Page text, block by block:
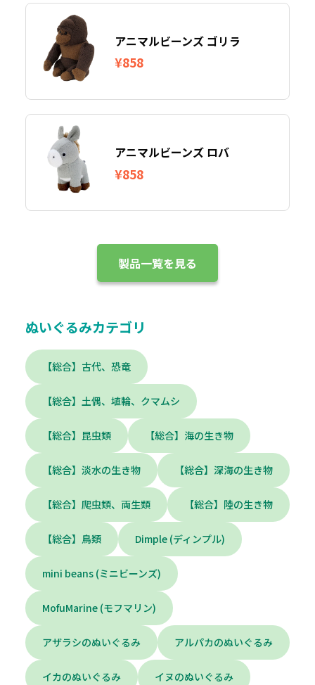
アニマルビーンズ ゴリラ
¥858
アニマルビーンズ ロバ
¥858
製品一覧を見る
ぬいぐるみカテゴリ
【総合】古代、恐竜
【総合】土偶、埴輪、クマムシ
【総合】昆虫類 【総合】海の生き物
【総合】淡水の生き物 【総合】深海の生き物
【総合】爬虫類、両生類 【総合】陸の生き物
【総合】鳥類 Dimple (ディンプル)
mini beans (ミニビーンズ)
MofuMarine (モフマリン)
アザラシのぬいぐるみ アルパカのぬいぐるみ
イカのぬいぐるみ イヌのぬいぐるみ